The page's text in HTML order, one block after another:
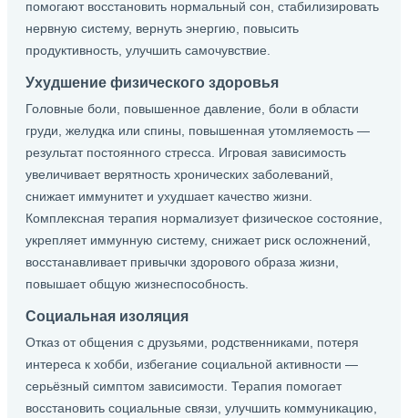
помогают восстановить нормальный сон, стабилизировать
нервную систему, вернуть энергию, повысить
продуктивность, улучшить самочувствие.
Ухудшение физического здоровья
Головные боли, повышенное давление, боли в области
груди, желудка или спины, повышенная утомляемость —
результат постоянного стресса. Игровая зависимость
увеличивает верятность хронических заболеваний,
снижает иммунитет и ухудшает качество жизни.
Комплексная терапия нормализует физическое состояние,
укрепляет иммунную систему, снижает риск осложнений,
восстанавливает привычки здорового образа жизни,
повышает общую жизнеспособность.
Социальная изоляция
Отказ от общения с друзьями, родственниками, потеря
интереса к хобби, избегание социальной активности —
серьёзный симптом зависимости. Терапия помогает
восстановить социальные связи, улучшить коммуникацию,